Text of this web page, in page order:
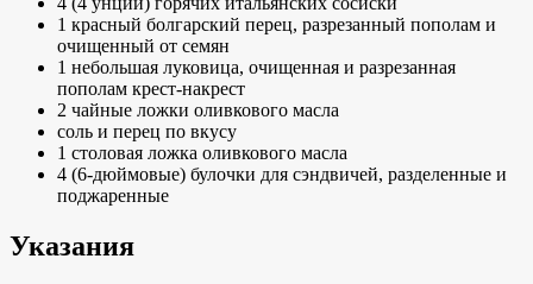
1 красный болгарский перец, разрезанный пополам и
очищенный от семян
1 небольшая луковица, очищенная и разрезанная
пополам крест-накрест
2 чайные ложки оливкового масла
соль и перец по вкусу
1 столовая ложка оливкового масла
4 (6-дюймовые) булочки для сэндвичей, разделенные и
поджаренные
Указания